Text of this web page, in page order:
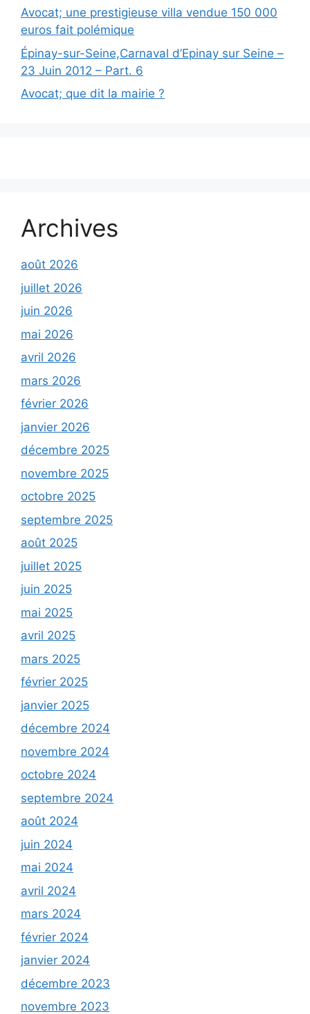
Avocat; une prestigieuse villa vendue 150 000
euros fait polémique
Épinay-sur-Seine,Carnaval d’Epinay sur Seine –
23 Juin 2012 – Part. 6
Avocat; que dit la mairie ?
Archives
août 2026
juillet 2026
juin 2026
mai 2026
avril 2026
mars 2026
février 2026
janvier 2026
décembre 2025
novembre 2025
octobre 2025
septembre 2025
août 2025
juillet 2025
juin 2025
mai 2025
avril 2025
mars 2025
février 2025
janvier 2025
décembre 2024
novembre 2024
octobre 2024
septembre 2024
août 2024
juin 2024
mai 2024
avril 2024
mars 2024
février 2024
janvier 2024
décembre 2023
novembre 2023